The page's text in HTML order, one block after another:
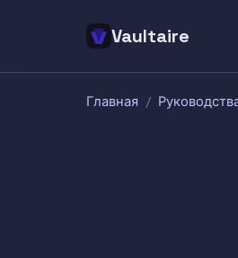
Vaultaire
Главная /